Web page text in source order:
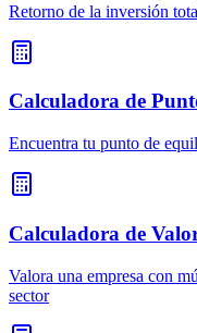
Retorno de la inversión
Calculadora de
Encuentra tu punto de
Calculadora de
Valora una empresa con
sector